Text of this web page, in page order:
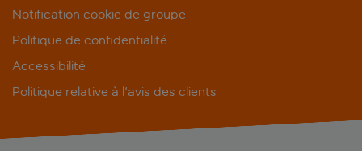
Notification cookie de groupe
Politique de confidentialité
Accessibilité
Politique relative à l'avis des clients